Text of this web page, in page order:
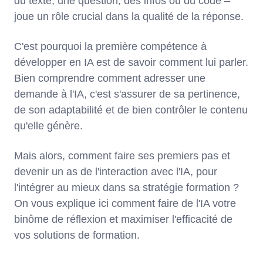
joue un rôle crucial dans la qualité de la réponse.
C'est pourquoi la première compétence à
développer en IA est de savoir comment lui parler.
Bien comprendre comment adresser une
demande à l'IA, c'est s'assurer de sa pertinence,
de son adaptabilité et de bien contrôler le contenu
qu'elle génère.
Mais alors, comment faire ses premiers pas et
devenir un as de l'interaction avec l'IA, pour
l'intégrer au mieux dans sa stratégie formation ?
On vous explique ici comment faire de l'IA votre
binôme de réflexion et maximiser l'efficacité de
vos solutions de formation.